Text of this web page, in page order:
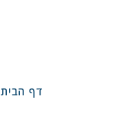
דף הבית